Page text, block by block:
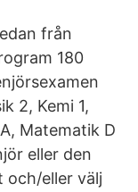
från
180
2, Kemi 1,
Matematik D
eller den
och/eller välj